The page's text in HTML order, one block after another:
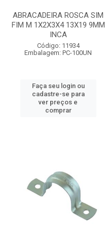
ABRACADEIRA ROSCA SIM
FIM M 1X2X3X4 13X19 9MM
INCA
Código: 11934
Embalagem: PC-100UN
Faça seu login ou
cadastre-se para
ver preços e
comprar